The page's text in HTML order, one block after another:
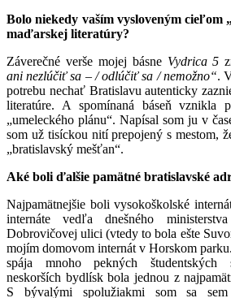
Bolo niekedy vaším vysloveným cieľom
maďarskej literatúry?
Záverečné verše mojej básne Vydrica 5
ani nezlúčiť sa – / odlúčiť sa / nemožno“.
potrebu nechať Bratislavu autenticky
literatúre. A spomínaná báseň vznikla
„umeleckého plánu“. Napísal som ju v
som už tisíckou nití prepojený s mestom,
„bratislavský mešťan“.
Aké boli ďalšie pamätné bratislavské
Najpamätnejšie boli vysokoškolské
internáte vedľa dnešného
Dobrovičovej ulici (vtedy to bola ešte
mojím domovom internát v Horskom
spája mnoho pekných
neskorších bydlísk bola jednou z
S bývalými spolužiakmi som sa sem